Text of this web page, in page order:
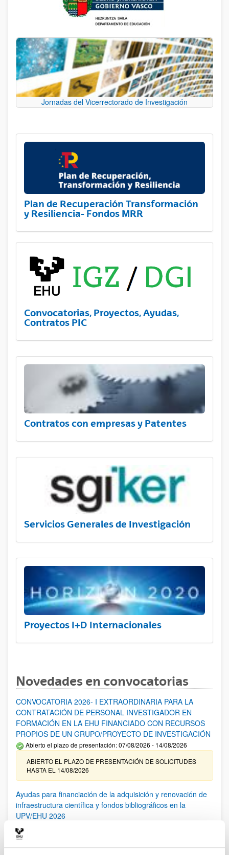
Jornadas del Vicerrectorado de Investigación
Plan de Recuperación Transformación
y Resiliencia- Fondos MRR
Convocatorias, Proyectos, Ayudas,
Contratos PIC
Contratos con empresas y Patentes
Servicios Generales de Investigación
Proyectos I+D Internacionales
Novedades en convocatorias
CONVOCATORIA 2026- I EXTRAORDINARIA PARA LA
CONTRATACIÓN DE PERSONAL INVESTIGADOR EN
FORMACIÓN EN LA EHU FINANCIADO CON RECURSOS
PROPIOS DE UN GRUPO/PROYECTO DE INVESTIGACIÓN
Abierto el plazo de presentación: 07/08/2026 - 14/08/2026
ABIERTO EL PLAZO DE PRESENTACIÓN DE SOLICITUDES
HASTA EL 14/08/2026
Ayudas para financiación de la adquisición y renovación de
infraestructura científica y fondos bibliográficos en la
UPV/EHU 2026